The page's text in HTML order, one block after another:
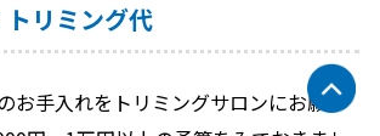
リミング代
お手入れをトリミングサロンにお願い